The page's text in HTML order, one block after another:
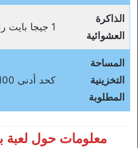
الذاكرة
العشوائية
1 جيجا بايت رام كحد أدنى
المساحة
التخزينية
المطلوبة
كحد أدنى 100 ميجا بايت
معلومات حول لعبة